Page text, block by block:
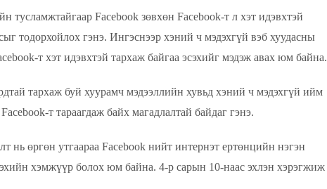
тусламжтайгаар Facebook зөвхөн Facebook-т л хэт идэвхтэй
тодорхойлох гэнэ. Ингэснээр хэний ч мэдэхгүй вэб хуудасны
т хэт идэвхтэй тархаж байгаа эсэхийг мэдэж авах юм байна.
тархаж буй хуурамч мэдээллийн хувьд хэний ч мэдэхгүй ийм
т тараагдаж байх магадлалтай байдаг гэнэ.
нь өргөн утгаараа Facebook нийт интернэт ертөнцийн нэгэн
хэмжүүр болох юм байна. 4-р сарын 10-наас эхлэн хэрэгжиж